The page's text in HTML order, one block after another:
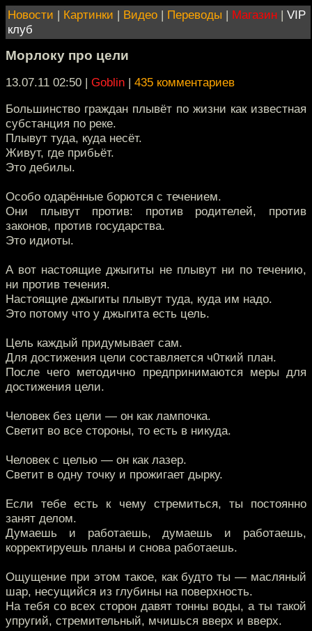
Новости | Картинки | Видео | Переводы | Магазин | VIP
клуб
Морлоку про цели
13.07.11 02:50 | Goblin | 435 комментариев
Большинство граждан плывёт по жизни как известная
субстанция по реке.
Плывут туда, куда несёт.
Живут, где прибьёт.
Это дебилы.
Особо одарённые борются с течением.
Они плывут против: против родителей, против
законов, против государства.
Это идиоты.
А вот настоящие джыгиты не плывут ни по течению,
ни против течения.
Настоящие джыгиты плывут туда, куда им надо.
Это потому что у джыгита есть цель.
Цель каждый придумывает сам.
Для достижения цели составляется ч0ткий план.
После чего методично предпринимаются меры для
достижения цели.
Человек без цели — он как лампочка.
Светит во все стороны, то есть в никуда.
Человек с целью — он как лазер.
Светит в одну точку и прожигает дырку.
Если тебе есть к чему стремиться, ты постоянно
занят делом.
Думаешь и работаешь, думаешь и работаешь,
корректируешь планы и снова работаешь.
Ощущение при этом такое, как будто ты — масляный
шар, несущийся из глубины на поверхность.
На тебя со всех сторон давят тонны воды, а ты такой
упругий, стремительный, мчишься вверх и вверх.